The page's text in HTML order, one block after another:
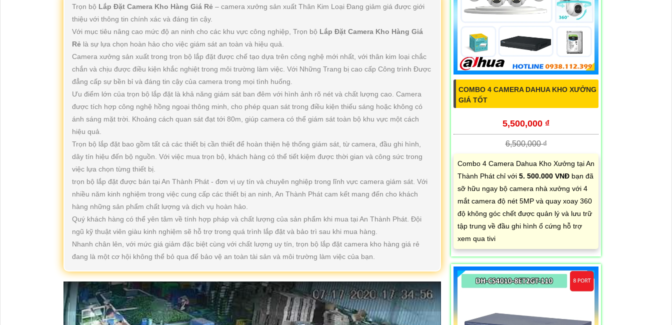
Trọn bộ Lắp Đặt Camera Kho Hàng Giá Rẻ – camera xưởng sản xuất Thân Kim Loại Đang giảm giá được giới
thiệu với thông tin chính xác và đáng tin cậy.
Với mục tiêu nâng cao mức độ an ninh cho các khu vực công nghiệp, Trọn bộ Lắp Đặt Camera Kho Hàng Giá
Rẻ là sự lựa chọn hoàn hảo cho việc giám sát an toàn và hiệu quả.
Camera xưởng sản xuất trong trọn bộ lắp đặt được chế tạo dựa trên công nghệ mới nhất, với thân kim loại chắc
chắn và chịu được điều kiện khắc nghiệt trong môi trường làm việc. Với Những Trang bị cao cấp Công trình Được
đẳng cấp sự bền bỉ và đáng tin cậy của camera trong mọi tình huống.
Ưu điểm lớn của trọn bộ lắp đặt là khả năng giám sát ban đêm với hình ảnh rõ nét và chất lượng cao. Camera
được tích hợp công nghệ hồng ngoại thông minh, cho phép quan sát trong điều kiện thiếu sáng hoặc không có
ánh sáng mặt trời. Khoảng cách quan sát đạt tới 80m, giúp camera có thể giám sát toàn bộ khu vực một cách
hiệu quả.
Trọn bộ lắp đặt bao gồm tất cả các thiết bị cần thiết để hoàn thiện hệ thống giám sát, từ camera, đầu ghi hình,
dây tín hiệu đến bộ nguồn. Với việc mua trọn bộ, khách hàng có thể tiết kiệm được thời gian và công sức trong
việc lựa chọn từng thiết bị.
trọn bộ lắp đặt được bán tại An Thành Phát - đơn vị uy tín và chuyên nghiệp trong lĩnh vực camera giám sát. Với
nhiều năm kinh nghiệm trong việc cung cấp các thiết bị an ninh, An Thành Phát cam kết mang đến cho khách
hàng những sản phẩm chất lượng và dịch vụ hoàn hảo.
Quý khách hàng có thể yên tâm về tính hợp pháp và chất lượng của sản phẩm khi mua tại An Thành Phát. Đội
ngũ kỹ thuật viên giàu kinh nghiệm sẽ hỗ trợ trong quá trình lắp đặt và bảo trì sau khi mua hàng.
Nhanh chân lên, với mức giá giảm đặc biệt cùng với chất lượng uy tín, trọn bộ lắp đặt camera kho hàng giá rẻ
đang là một cơ hội không thể bỏ qua để bảo vệ an toàn tài sản và môi trường làm việc của bạn.
COMBO 4 CAMERA DAHUA KHO XƯỞNG
GIÁ TỐT
5,500,000 ₫
6,500,000 ₫
Combo 4 Camera Dahua Kho Xưởng tại An
Thành Phát chỉ với 5. 500.000 VNĐ bạn đã
sỡ hữu ngay bộ camera nhà xưởng với 4
mắt camera độ nét 5MP và quay xoay 360
độ không góc chết được quản lý và lưu trữ
tập trung về đầu ghi hình ổ cứng hỗ trợ
xem qua tivi